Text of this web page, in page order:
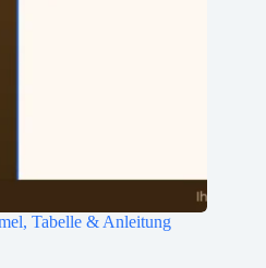
Tabelle & Anleitung